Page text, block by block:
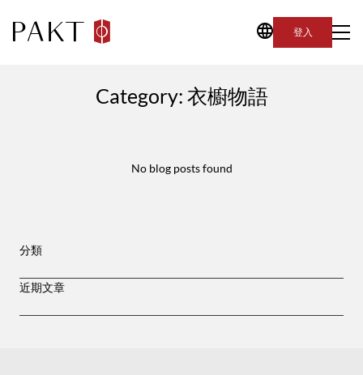
登入
Category: 衣櫥物語
No blog posts found
分類
近期文章